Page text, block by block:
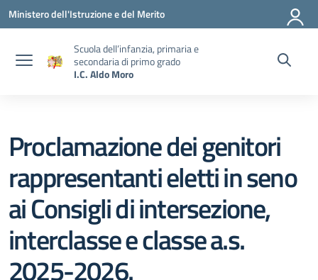
Vai ai contenuti
Vai al menu di navigazione
Vai al footer
Ministero dell'Istruzione e del Merito
Scuola dell’infanzia, primaria e
secondaria di primo grado
I.C. Aldo Moro
Proclamazione dei genitori
rappresentanti eletti in seno
ai Consigli di intersezione,
interclasse e classe a.s.
2025-2026.